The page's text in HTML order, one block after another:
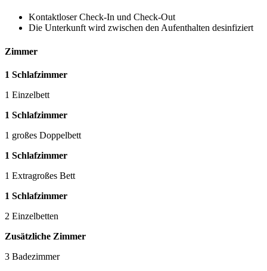
Kontaktloser Check-In und Check-Out
Die Unterkunft wird zwischen den Aufenthalten desinfiziert
Zimmer
1 Schlafzimmer
1 Einzelbett
1 Schlafzimmer
1 großes Doppelbett
1 Schlafzimmer
1 Extragroßes Bett
1 Schlafzimmer
2 Einzelbetten
Zusätzliche Zimmer
3 Badezimmer